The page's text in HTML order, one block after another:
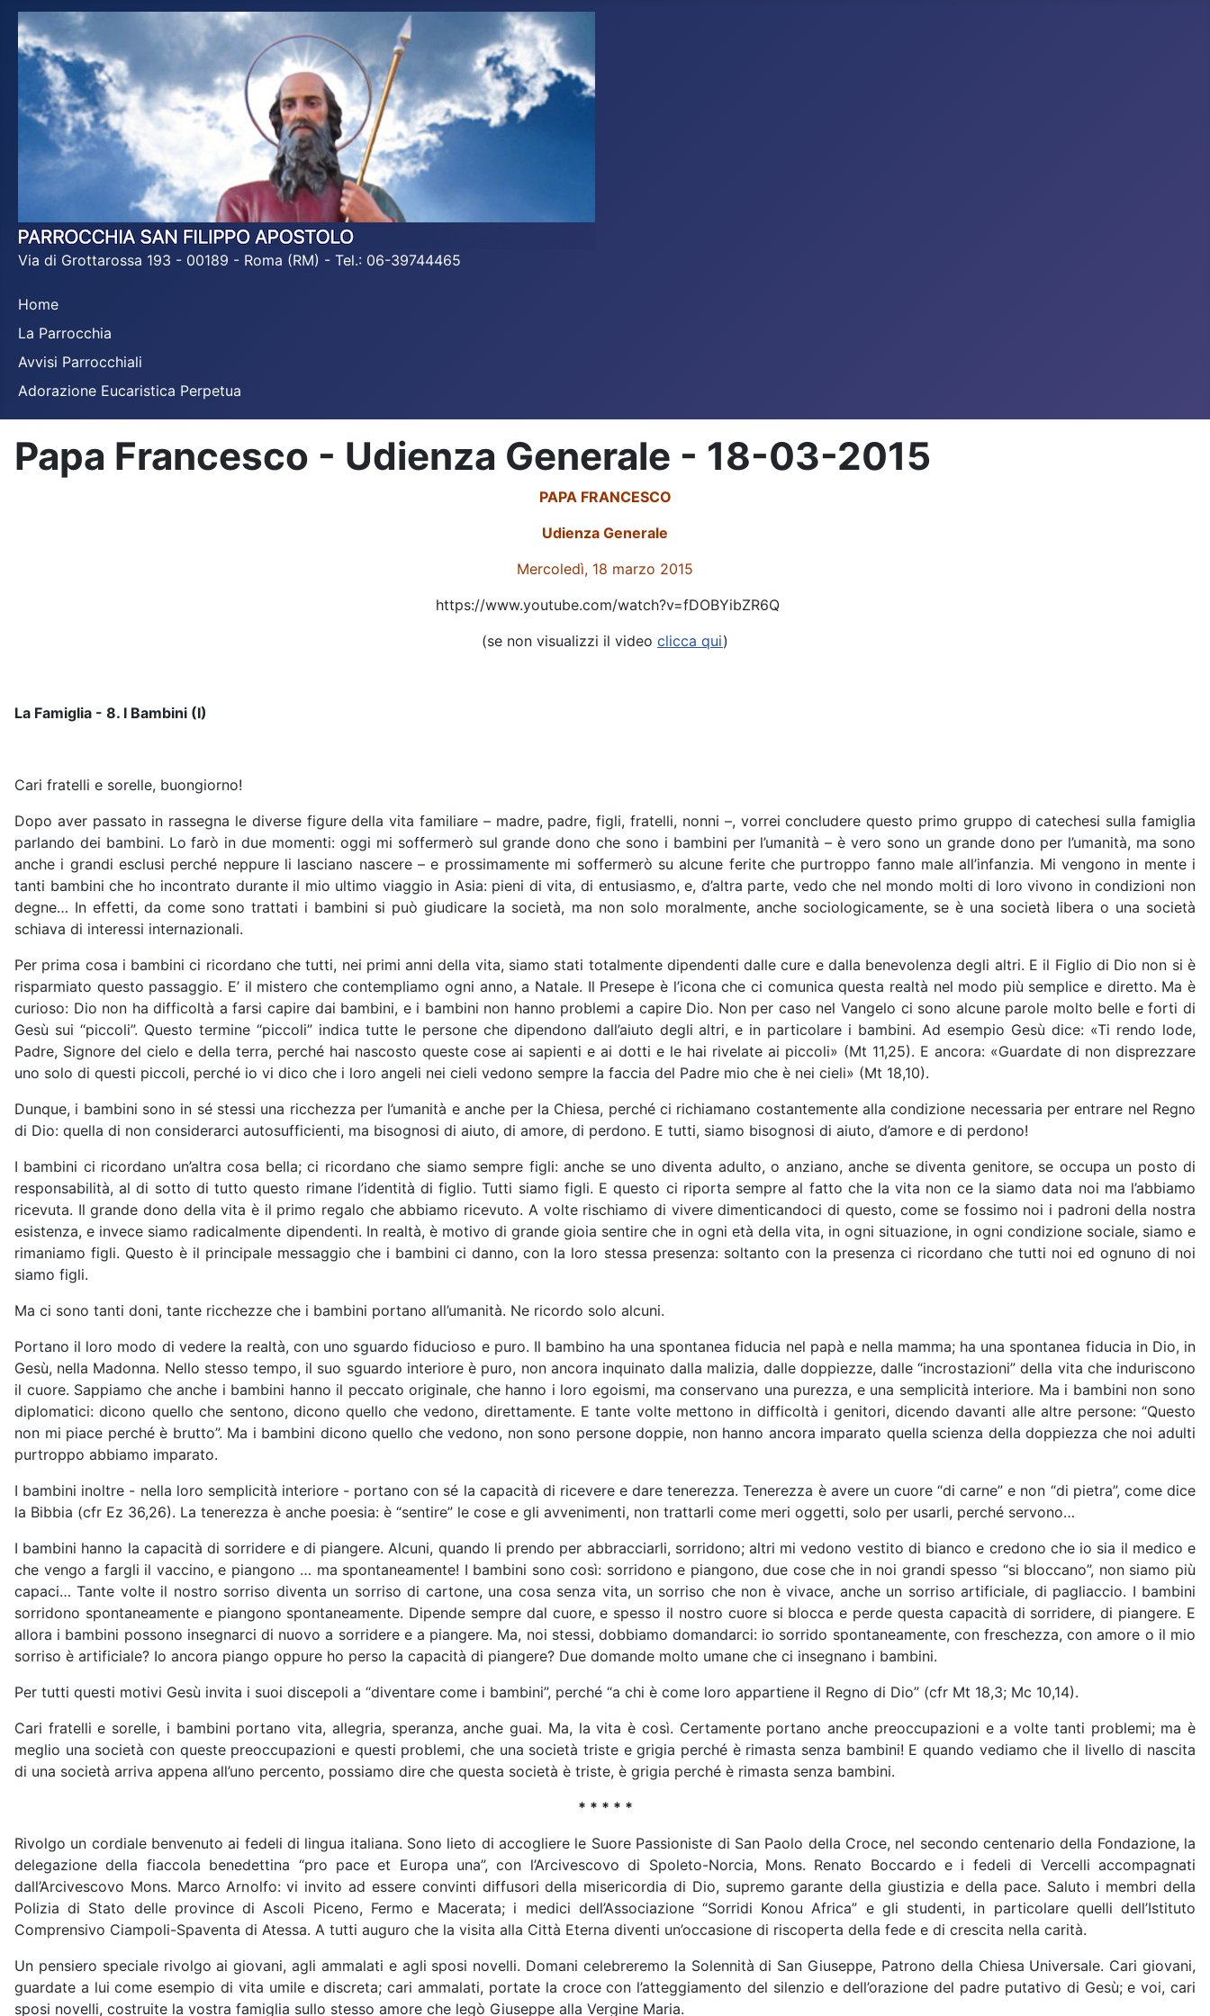
Via di Grottarossa 193 - 00189 - Roma (RM) - Tel.: 06-39744465
Home
La Parrocchia
Avvisi Parrocchiali
Adorazione Eucaristica Perpetua
Papa Francesco - Udienza Generale - 18-03-2015
PAPA FRANCESCO
Udienza Generale
Mercoledì, 18 marzo 2015
https://www.youtube.com/watch?v=fDOBYibZR6Q
(se non visualizzi il video clicca qui)
La Famiglia - 8. I Bambini (I)
Cari fratelli e sorelle, buongiorno!
Dopo aver passato in rassegna le diverse figure della vita familiare – madre, padre, figli, fratelli, nonni –, vorrei concludere questo primo gruppo di catechesi sulla famiglia
parlando dei bambini. Lo farò in due momenti: oggi mi soffermerò sul grande dono che sono i bambini per l’umanità – è vero sono un grande dono per l’umanità, ma sono
anche i grandi esclusi perché neppure li lasciano nascere – e prossimamente mi soffermerò su alcune ferite che purtroppo fanno male all’infanzia. Mi vengono in mente i
tanti bambini che ho incontrato durante il mio ultimo viaggio in Asia: pieni di vita, di entusiasmo, e, d’altra parte, vedo che nel mondo molti di loro vivono in condizioni non
degne… In effetti, da come sono trattati i bambini si può giudicare la società, ma non solo moralmente, anche sociologicamente, se è una società libera o una società
schiava di interessi internazionali.
Per prima cosa i bambini ci ricordano che tutti, nei primi anni della vita, siamo stati totalmente dipendenti dalle cure e dalla benevolenza degli altri. E il Figlio di Dio non si è
risparmiato questo passaggio. E’ il mistero che contempliamo ogni anno, a Natale. Il Presepe è l’icona che ci comunica questa realtà nel modo più semplice e diretto. Ma è
curioso: Dio non ha difficoltà a farsi capire dai bambini, e i bambini non hanno problemi a capire Dio. Non per caso nel Vangelo ci sono alcune parole molto belle e forti di
Gesù sui “piccoli”. Questo termine “piccoli” indica tutte le persone che dipendono dall’aiuto degli altri, e in particolare i bambini. Ad esempio Gesù dice: «Ti rendo lode,
Padre, Signore del cielo e della terra, perché hai nascosto queste cose ai sapienti e ai dotti e le hai rivelate ai piccoli» (Mt 11,25). E ancora: «Guardate di non disprezzare
uno solo di questi piccoli, perché io vi dico che i loro angeli nei cieli vedono sempre la faccia del Padre mio che è nei cieli» (Mt 18,10).
Dunque, i bambini sono in sé stessi una ricchezza per l’umanità e anche per la Chiesa, perché ci richiamano costantemente alla condizione necessaria per entrare nel Regno
di Dio: quella di non considerarci autosufficienti, ma bisognosi di aiuto, di amore, di perdono. E tutti, siamo bisognosi di aiuto, d’amore e di perdono!
I bambini ci ricordano un’altra cosa bella; ci ricordano che siamo sempre figli: anche se uno diventa adulto, o anziano, anche se diventa genitore, se occupa un posto di
responsabilità, al di sotto di tutto questo rimane l’identità di figlio. Tutti siamo figli. E questo ci riporta sempre al fatto che la vita non ce la siamo data noi ma l’abbiamo
ricevuta. Il grande dono della vita è il primo regalo che abbiamo ricevuto. A volte rischiamo di vivere dimenticandoci di questo, come se fossimo noi i padroni della nostra
esistenza, e invece siamo radicalmente dipendenti. In realtà, è motivo di grande gioia sentire che in ogni età della vita, in ogni situazione, in ogni condizione sociale, siamo e
rimaniamo figli. Questo è il principale messaggio che i bambini ci danno, con la loro stessa presenza: soltanto con la presenza ci ricordano che tutti noi ed ognuno di noi
siamo figli.
Ma ci sono tanti doni, tante ricchezze che i bambini portano all’umanità. Ne ricordo solo alcuni.
Portano il loro modo di vedere la realtà, con uno sguardo fiducioso e puro. Il bambino ha una spontanea fiducia nel papà e nella mamma; ha una spontanea fiducia in Dio, in
Gesù, nella Madonna. Nello stesso tempo, il suo sguardo interiore è puro, non ancora inquinato dalla malizia, dalle doppiezze, dalle “incrostazioni” della vita che induriscono
il cuore. Sappiamo che anche i bambini hanno il peccato originale, che hanno i loro egoismi, ma conservano una purezza, e una semplicità interiore. Ma i bambini non sono
diplomatici: dicono quello che sentono, dicono quello che vedono, direttamente. E tante volte mettono in difficoltà i genitori, dicendo davanti alle altre persone: “Questo
non mi piace perché è brutto”. Ma i bambini dicono quello che vedono, non sono persone doppie, non hanno ancora imparato quella scienza della doppiezza che noi adulti
purtroppo abbiamo imparato.
I bambini inoltre - nella loro semplicità interiore - portano con sé la capacità di ricevere e dare tenerezza. Tenerezza è avere un cuore “di carne” e non “di pietra”, come dice
la Bibbia (cfr Ez 36,26). La tenerezza è anche poesia: è “sentire” le cose e gli avvenimenti, non trattarli come meri oggetti, solo per usarli, perché servono…
I bambini hanno la capacità di sorridere e di piangere. Alcuni, quando li prendo per abbracciarli, sorridono; altri mi vedono vestito di bianco e credono che io sia il medico e
che vengo a fargli il vaccino, e piangono … ma spontaneamente! I bambini sono così: sorridono e piangono, due cose che in noi grandi spesso “si bloccano”, non siamo più
capaci… Tante volte il nostro sorriso diventa un sorriso di cartone, una cosa senza vita, un sorriso che non è vivace, anche un sorriso artificiale, di pagliaccio. I bambini
sorridono spontaneamente e piangono spontaneamente. Dipende sempre dal cuore, e spesso il nostro cuore si blocca e perde questa capacità di sorridere, di piangere. E
allora i bambini possono insegnarci di nuovo a sorridere e a piangere. Ma, noi stessi, dobbiamo domandarci: io sorrido spontaneamente, con freschezza, con amore o il mio
sorriso è artificiale? Io ancora piango oppure ho perso la capacità di piangere? Due domande molto umane che ci insegnano i bambini.
Per tutti questi motivi Gesù invita i suoi discepoli a “diventare come i bambini”, perché “a chi è come loro appartiene il Regno di Dio” (cfr Mt 18,3; Mc 10,14).
Cari fratelli e sorelle, i bambini portano vita, allegria, speranza, anche guai. Ma, la vita è così. Certamente portano anche preoccupazioni e a volte tanti problemi; ma è
meglio una società con queste preoccupazioni e questi problemi, che una società triste e grigia perché è rimasta senza bambini! E quando vediamo che il livello di nascita
di una società arriva appena all’uno percento, possiamo dire che questa società è triste, è grigia perché è rimasta senza bambini.
* * * * *
Rivolgo un cordiale benvenuto ai fedeli di lingua italiana. Sono lieto di accogliere le Suore Passioniste di San Paolo della Croce, nel secondo centenario della Fondazione, la
delegazione della fiaccola benedettina “pro pace et Europa una”, con l’Arcivescovo di Spoleto-Norcia, Mons. Renato Boccardo e i fedeli di Vercelli accompagnati
dall’Arcivescovo Mons. Marco Arnolfo: vi invito ad essere convinti diffusori della misericordia di Dio, supremo garante della giustizia e della pace. Saluto i membri della
Polizia di Stato delle province di Ascoli Piceno, Fermo e Macerata; i medici dell’Associazione “Sorridi Konou Africa” e gli studenti, in particolare quelli dell’Istituto
Comprensivo Ciampoli-Spaventa di Atessa. A tutti auguro che la visita alla Città Eterna diventi un’occasione di riscoperta della fede e di crescita nella carità.
Un pensiero speciale rivolgo ai giovani, agli ammalati e agli sposi novelli. Domani celebreremo la Solennità di San Giuseppe, Patrono della Chiesa Universale. Cari giovani,
guardate a lui come esempio di vita umile e discreta; cari ammalati, portate la croce con l’atteggiamento del silenzio e dell’orazione del padre putativo di Gesù; e voi, cari
sposi novelli, costruite la vostra famiglia sullo stesso amore che legò Giuseppe alla Vergine Maria.